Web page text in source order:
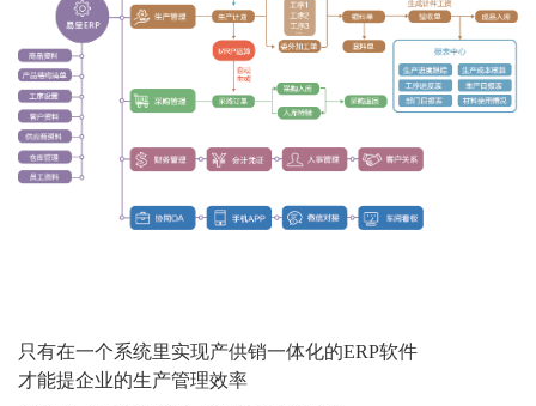
只有在一个系统里实现产供销一体化的ERP软件
才能提企业的生产管理效率